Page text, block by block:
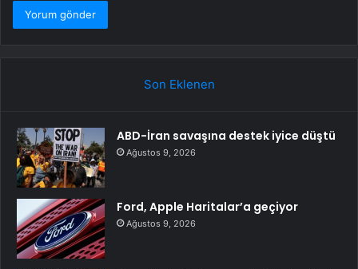
Son Eklenen
ABD-İran savaşına destek iyice düştü
Ağustos 9, 2026
Ford, Apple Haritalar’a geçiyor
Ağustos 9, 2026